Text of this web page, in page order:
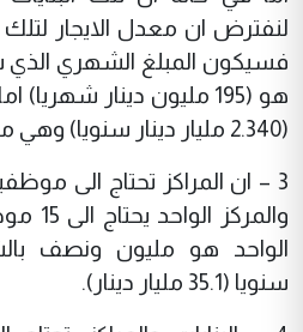
لنفترض ان معدل الايجار
فسيكون المبلغ الشهري الذي
هو (195 مليون دينار
(2.340 مليار دينار سنويا) وهي مبالغ ضخمة.
3 – ان المراكز تحتاج الى
الواحد هو مليون ونصف
سنويا (35.1 مليار دينار).